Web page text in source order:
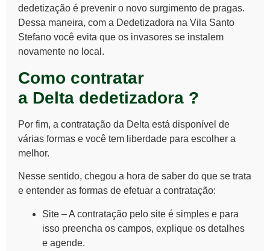
dedetização é prevenir o novo surgimento de pragas.
Dessa maneira, com a Dedetizadora na Vila Santo
Stefano você evita que os invasores se instalem
novamente no local.
Como contratar
a Delta dedetizadora ?
Por fim, a contratação da Delta está disponível de
várias formas e você tem liberdade para escolher a
melhor.
Nesse sentido, chegou a hora de saber do que se trata
e entender as formas de efetuar a contratação:
Site – A contratação pelo site é simples e para
isso preencha os campos, explique os detalhes
e agende.